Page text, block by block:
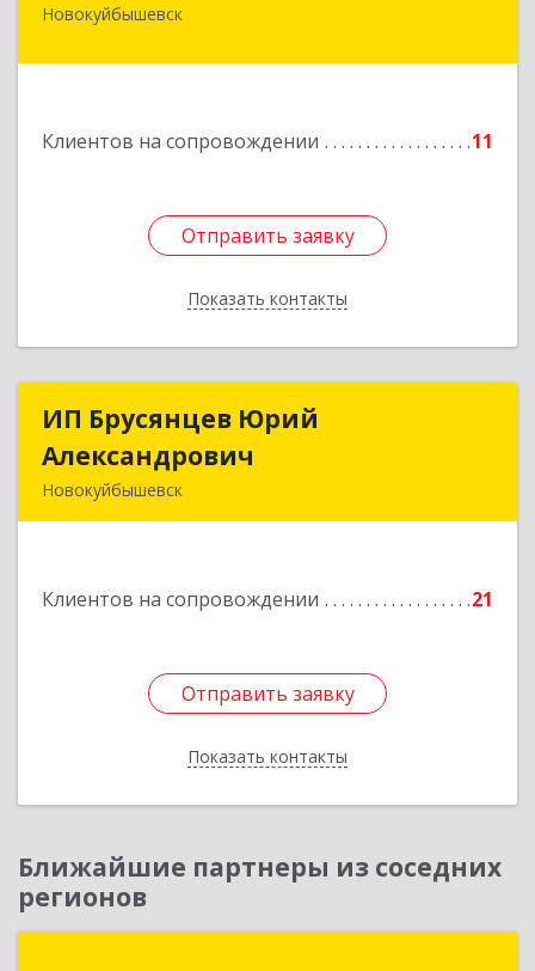
Новокуйбышевск
Клиентов на сопровождении 11
Отправить заявку
Показать контакты
Отправить заявку
Назад
ИП Брусянцев Юрий
Александрович
Новокуйбышевск
Клиентов на сопровождении 21
Отправить заявку
Показать контакты
ИП Брусянцев Юрий
Подробнее
Отправить заявку
Назад
Ближайшие партнеры из соседних
регионов